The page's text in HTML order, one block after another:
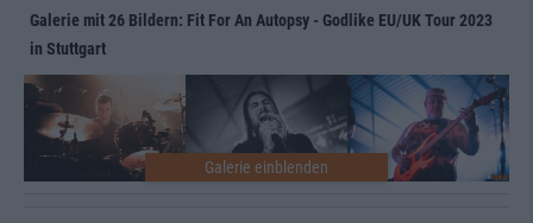
Galerie mit 26 Bildern: Fit For An Autopsy - Godlike EU/UK Tour 2023
in Stuttgart